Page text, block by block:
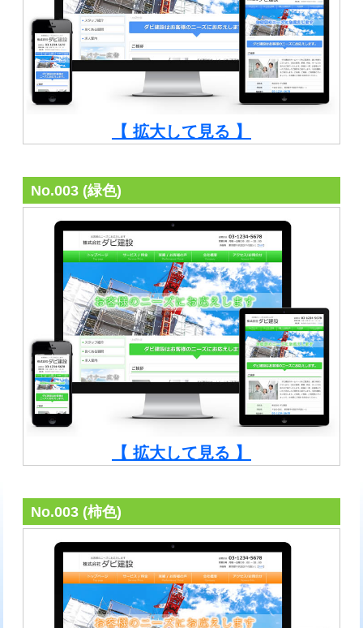
【 拡大して見る 】
No.003 (緑色)
【 拡大して見る 】
No.003 (柿色)